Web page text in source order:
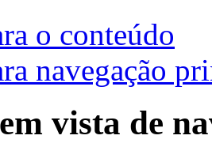
o conteúdo
navegação
vista de